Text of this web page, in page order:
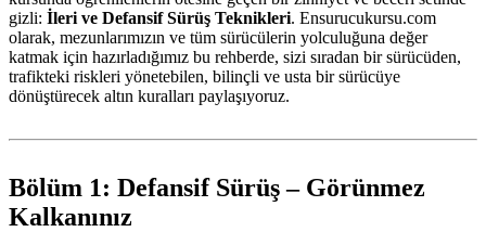
gizli: İleri ve Defansif Sürüş Teknikleri. Ensurucukursu.com
olarak, mezunlarımızın ve tüm sürücülerin yolculuğuna değer
katmak için hazırladığımız bu rehberde, sizi sıradan bir sürücüden,
trafikteki riskleri yönetebilen, bilinçli ve usta bir sürücüye
dönüştürecek altın kuralları paylaşıyoruz.
Bölüm 1: Defansif Sürüş – Görünmez
Kalkanınız